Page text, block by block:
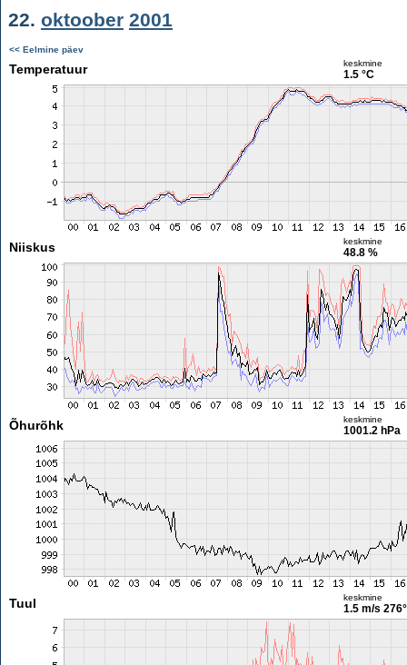
22. oktoober 2001
<< Eelmine päev
Temperatuur keskmine
1.5 °C
Niiskus keskmine
48.8 %
Õhurõhk keskmine
1001.2 hPa
Tuul keskmine
1.5 m/s 276°